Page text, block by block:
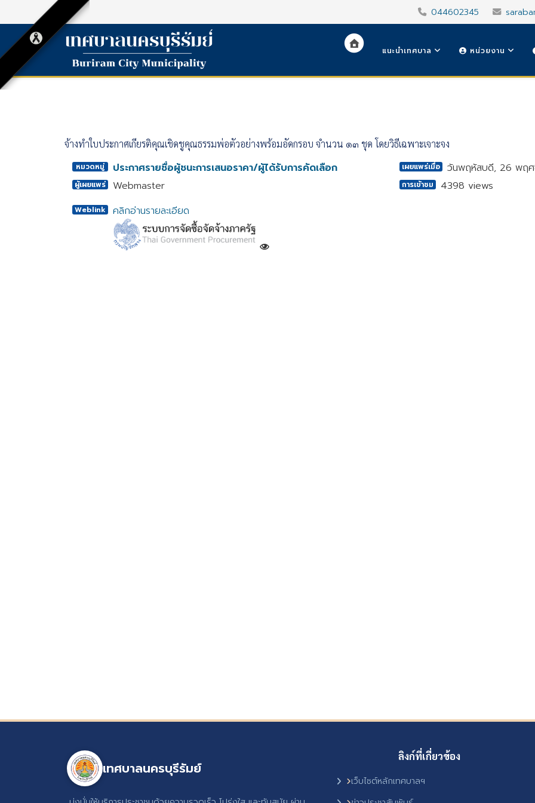
044602345
แนะนำเทศบาล หน่วยงาน
จ้างทำใบประกาศเกียรติคุณเชิดชูคุณธรรมพ่อตัวอย่างพร้อมอัดกรอบ จำนวน ๑๓ ชุด โดยวิธีเฉพาะเจาะจง
หมวดหมู่ ประกาศรายชื่อผู้ชนะการเสนอราคา/ผู้ได้รับการคัดเลือก เผยแพร่เมื่อ วันพฤหัสบดี, 26 พฤ
ผู้เผยแพร่ Webmaster การเข้าชม 4398 views
Weblink คลิกอ่านรายละเอียด
เทศบาลนครบุรีรัมย์
ลิงก์ที่เกี่ยวข้อง
เว็บไซต์หลักเทศบาลฯ